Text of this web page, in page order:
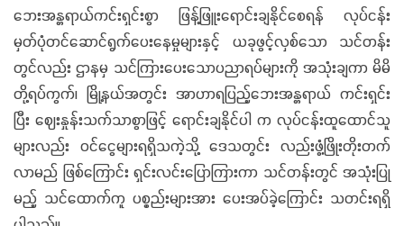
ဘေးအန္တရာယ်ကင်းရှင်းစွာ ‌ဖြန့်ဖြူးရောင်းချနိုင်စေရန် လုပ်ငန်း
မှတ်ပုံတင်ဆောင်ရွက်ပေးနေမှုများနှင့် ယခုဖွင့်လှစ်သော သင်တန်း
တွင်လည်း ဌာနမှ သင်ကြားပေးသောပညာရပ်များကို အသုံးချကာ မိမိ
တို့ရပ်ကွက်၊ မြို့နယ်အတွင်း အာဟာရပြည့်ဘေးအန္တရာယ် ကင်းရှင်း
ပြီး ဈေးနှုန်းသက်သာစွာဖြင့် ရောင်းချနိုင်ပါ က လုပ်ငန်းထူထောင်သူ
များလည်း ဝင်ငွေများရရှိသကဲ့သို့ ဒေသတွင်း လည်းဖွံ့ဖြိုးတိုးတက်
လာမည် ဖြစ်ကြောင်း ရှင်းလင်းပြောကြားကာ သင်တန်းတွင် အသုံးပြု
မည့် သင်ထောက်ကူ ပစ္စည်းများအား ပေးအပ်ခဲ့ကြောင်း သတင်းရရှိ